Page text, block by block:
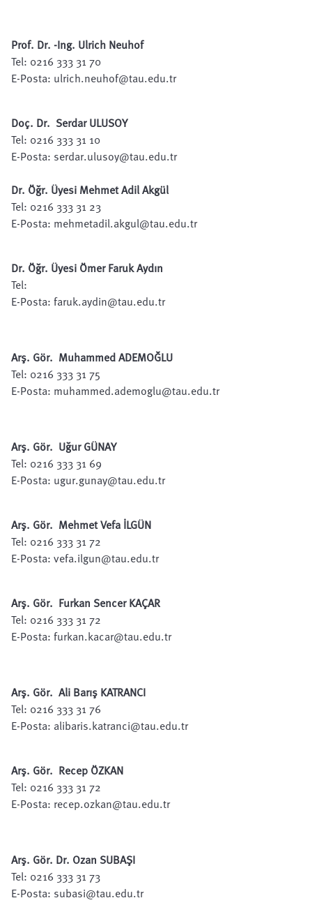
Prof. Dr. -Ing. Ulrich Neuhof
Tel: 0216 333 31 70
E-Posta: ulrich.neuhof@tau.edu.tr
Doç. Dr. Serdar ULUSOY
Tel: 0216 333 31 10
E-Posta: serdar.ulusoy@tau.edu.tr
Dr. Öğr. Üyesi Mehmet Adil Akgül
Tel: 0216 333 31 23
E-Posta: mehmetadil.akgul@tau.edu.tr
Dr. Öğr. Üyesi Ömer Faruk Aydın
Tel:
E-Posta: faruk.aydin@tau.edu.tr
Arş. Gör. Muhammed ADEMOĞLU
Tel: 0216 333 31 75
E-Posta: muhammed.ademoglu@tau.edu.tr
Arş. Gör. Uğur GÜNAY
Tel: 0216 333 31 69
E-Posta: ugur.gunay@tau.edu.tr
Arş. Gör. Mehmet Vefa İLGÜN
Tel: 0216 333 31 72
E-Posta: vefa.ilgun@tau.edu.tr
Arş. Gör. Furkan Sencer KAÇAR
Tel: 0216 333 31 72
E-Posta: furkan.kacar@tau.edu.tr
Arş. Gör. Ali Barış KATRANCI
Tel: 0216 333 31 76
E-Posta: alibaris.katranci@tau.edu.tr
Arş. Gör. Recep ÖZKAN
Tel: 0216 333 31 72
E-Posta: recep.ozkan@tau.edu.tr
Arş. Gör. Dr. Ozan SUBAŞI
Tel: 0216 333 31 73
E-Posta: subasi@tau.edu.tr